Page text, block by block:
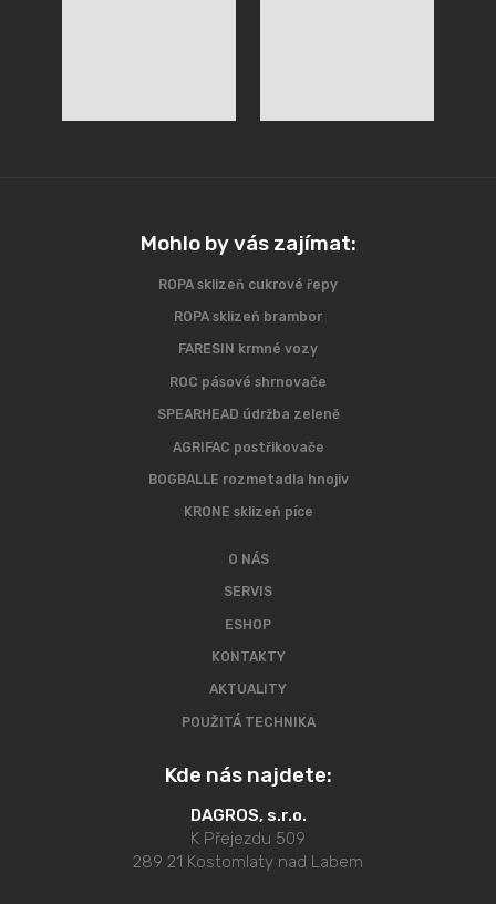
Mohlo by vás zajímat:
ROPA sklizeň cukrové řepy
ROPA sklizeň brambor
FARESIN krmné vozy
ROC pásové shrnovače
SPEARHEAD údržba zeleně
AGRIFAC postřikovače
BOGBALLE rozmetadla hnojiv
KRONE sklizeň píce
O NÁS
SERVIS
ESHOP
KONTAKTY
AKTUALITY
POUŽITÁ TECHNIKA
Kde nás najdete:
DAGROS, s.r.o.
K Přejezdu 509
289 21 Kostomlaty nad Labem